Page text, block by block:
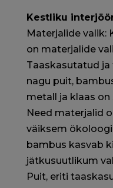
Kestliku
Materjalide valik:
on materjalide
Taaskasutatud
nagu puit,
metall ja klaas on
Need materjalid
väiksem
bambus kasvab
jätkusuutlikum
Puit, eriti